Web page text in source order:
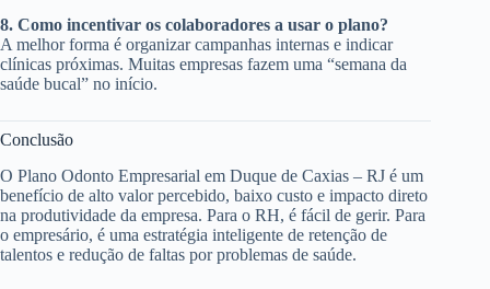
8. Como incentivar os colaboradores a usar o plano?
A melhor forma é organizar campanhas internas e indicar
clínicas próximas. Muitas empresas fazem uma “semana da
saúde bucal” no início.
Conclusão
O Plano Odonto Empresarial em Duque de Caxias – RJ é um
benefício de alto valor percebido, baixo custo e impacto direto
na produtividade da empresa. Para o RH, é fácil de gerir. Para
o empresário, é uma estratégia inteligente de retenção de
talentos e redução de faltas por problemas de saúde.